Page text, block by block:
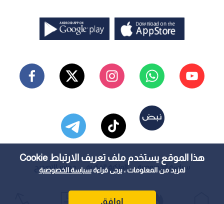
هذا الموقع يستخدم ملف تعريف الارتباط Cookie
لمزيد من المعلومات ، يرجى قراءةسياسة الخصوصية
اوافق
سياسة الخصوصية الملكية الفكرية معايير التصحيح